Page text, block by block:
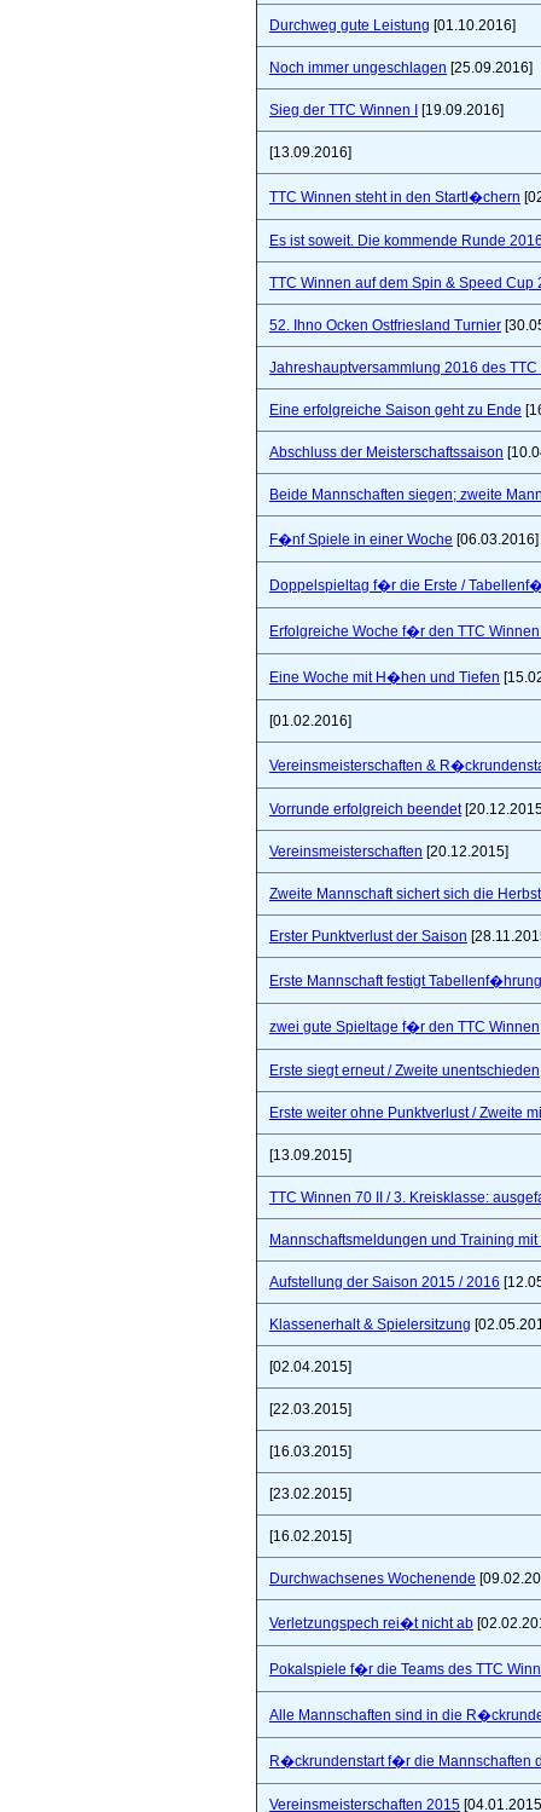
Durchweg gute Leistung [01.10.2016]
Noch immer ungeschlagen [25.09.2016]
Sieg der TTC Winnen I [19.09.2016]
[13.09.2016]
TTC Winnen steht in den Startl�chern
Es ist soweit. Die kommende Runde
TTC Winnen auf dem Spin & Speed Cup
52. Ihno Ocken Ostfriesland Turnier
Jahreshauptversammlung 2016 des TTC
Eine erfolgreiche Saison geht zu Ende
Abschluss der Meisterschaftssaison
Beide Mannschaften siegen; zweite
F�nf Spiele in einer Woche [06.03.2016]
Doppelspieltag f�r die Erste /
Erfolgreiche Woche f�r den TTC
Eine Woche mit H�hen und Tiefen
[01.02.2016]
Vereinsmeisterschaften &
Vorrunde erfolgreich beendet
Vereinsmeisterschaften [20.12.2015]
Zweite Mannschaft sichert sich die
Erster Punktverlust der Saison
Erste Mannschaft festigt
zwei gute Spieltage f�r den TTC Winnen
Erste siegt erneut / Zweite unentschieden
Erste weiter ohne Punktverlust / Zweite
[13.09.2015]
TTC Winnen 70 II / 3. Kreisklasse:
Mannschaftsmeldungen und Training
Aufstellung der Saison 2015 / 2016
Klassenerhalt & Spielersitzung
[02.04.2015]
[22.03.2015]
[16.03.2015]
[23.02.2015]
[16.02.2015]
Durchwachsenes Wochenende
Verletzungspech rei�t nicht ab
Pokalspiele f�r die Teams des TTC
Alle Mannschaften sind in die
R�ckrundenstart f�r die Mannschaften
Vereinsmeisterschaften 2015